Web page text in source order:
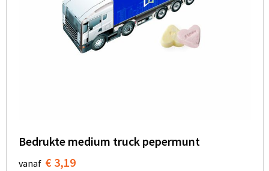
Bedrukte medium truck pepermunt
vanaf € 3,19